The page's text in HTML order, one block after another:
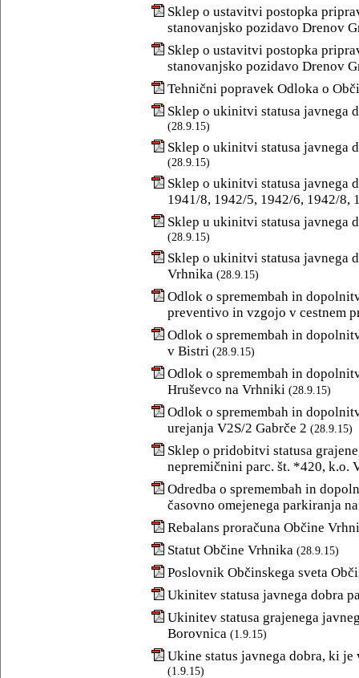
Sklep o ustavitvi postopka
stanovanjsko pozidavo Drenov
Sklep o ustavitvi postopka
stanovanjsko pozidavo Drenov
Tehnični popravek Odloka o
Sklep o ukinitvi statusa javnega
(28.9.15)
Sklep o ukinitvi statusa javnega
(28.9.15)
Sklep o ukinitvi statusa javnega
1941/8, 1942/5, 1942/6, 1942/8,
Sklep u ukinitvi statusa javnega
(28.9.15)
Sklep o ukinitvi statusa javnega
Vrhnika (28.9.15)
Odlok o spremembah in
preventivo in vzgojo v cestnem
Odlok o spremembah in
v Bistri (28.9.15)
Odlok o spremembah in
Hruševco na Vrhniki (28.9.15)
Odlok o spremembah in
urejanja V2S/2 Gabrče 2 (28.9.15)
Sklep o pridobitvi statusa
nepremičnini parc. št. *420, k.o.
Odredba o spremembah in
časovno omejenega parkiranja
Rebalans proračuna Občine
Statut Občine Vrhnika (28.9.15)
Poslovnik Občinskega sveta
Ukinitev statusa javnega dobra
Ukinitev statusa grajenega
Borovnica (1.9.15)
Ukine status javnega dobra, ki
(1.9.15)